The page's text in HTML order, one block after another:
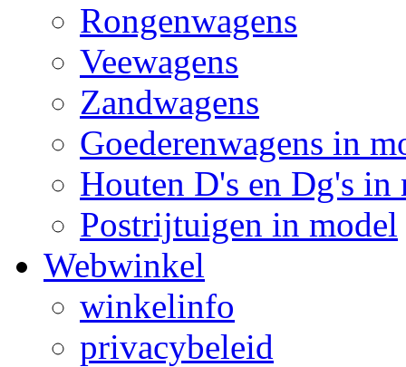
Rongenwagens
Veewagens
Zandwagens
Goederenwagens in
Houten D's en Dg's in
Postrijtuigen in model
Webwinkel
winkelinfo
privacybeleid